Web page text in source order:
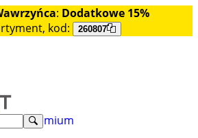
: Dodatkowe 15%
kod: 260807
premium